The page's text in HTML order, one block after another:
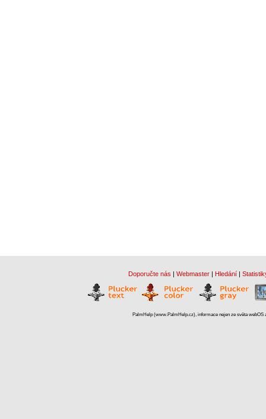
Doporučte nás | Webmaster | Hledání |
PalmHelp (www.PalmHelp.cz), informace nejen ze světa